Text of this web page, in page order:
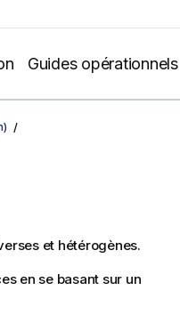
Guides opérationnels
et hétérogènes.
en se basant sur un